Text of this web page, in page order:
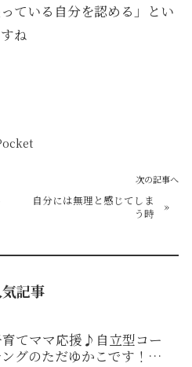
ている自分を認める」とい
ね
次の記事へ
自分には無理と感じてしま
う時
»
気記事
てママ応援♪自立型コー
ングのただゆかこです！…